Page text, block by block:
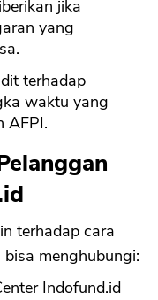
jika
yang
terhadap
waktu yang
AFPI.
terhadap cara
menghubungi:
Indofund.id